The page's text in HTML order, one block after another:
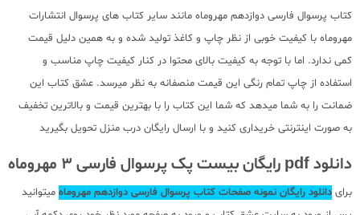
کتاب پرسوال فارسی دوازدهم مهروماه مانند سایر کتاب های پرسوال انتشارات
مهروماه با کیفیت خوبی از نظر چاپ و کاغذ تولید شده و به همین دلیل قیمت
کمی ندارد. اما با توجه به کیفیت بالای محتوا در کنار کیفیت چاپ مناسب و
استفاده از چاپ تمام رنگی این قیمت منصفانه به نظر میرسد. عشق کتاب این
ضمانت را به شما میدهد که شما این کتاب را با بهترین قیمت و بالاترین تخفیف
به صورت اینترنتی خریداری کنید و با ارسال رایگان درب منزل تحویل بگیرید
دانلود pdf رایگان بیست پک پرسوال فارسی 3 مهروماه
برای دانلود رایگان نمونه صفحات کتاب پرسوال فارسی دوازدهم مهروماه میتوانید